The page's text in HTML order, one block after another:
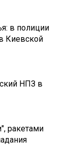
в полиции
Киевской
НПЗ в
ракетами